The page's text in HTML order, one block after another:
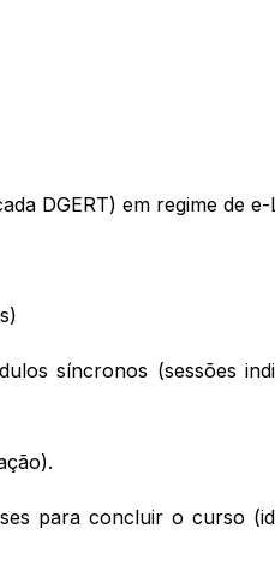
DGERT) em regime de
síncronos (sessões
para concluir o curso